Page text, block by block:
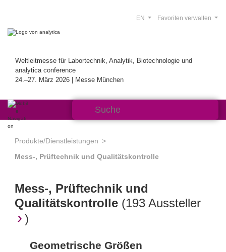
Weltleitmesse für Labortechnik, Analytik, Biotechnologie und
analytica conference
24.–27. März 2026 | Messe München
Favoriten verwalten
EN
Produkte/Dienstleistungen
Mess-, Prüftechnik und Qualitätskontrolle
Mess-, Prüftechnik und
Qualitätskontrolle (193 Aussteller
)
Geometrische Größen